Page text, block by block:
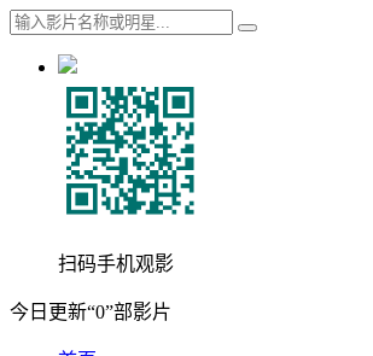
扫码手机观影
今日更新“0”部影片